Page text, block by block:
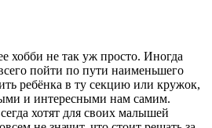
хобби не так уж просто. Иногда
пойти по пути наименьшего
ребёнка в ту секцию или кружок,
и интересными нам самим.
хотят для своих малышей